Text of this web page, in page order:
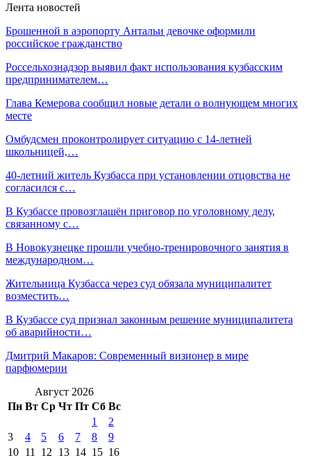
Лента новостей
Брошенной в аэропорту Антальи девочке оформили
российское гражданство
Россельхознадзор выявил факт использования кузбасским
предпринимателем…
Глава Кемерова сообщил новые детали о волнующем многих
месте
Омбудсмен проконтролирует ситуацию с 14-летней
школьницей,…
40-летний житель Кузбасса при установлении отцовства не
согласился с…
В Кузбассе провозглашён приговор по уголовному делу,
связанному с…
В Новокузнецке прошли учебно-тренировочного занятия в
международном…
Жительница Кузбасса через суд обязала муниципалитет
возместить…
В Кузбассе суд признал законным решение муниципалитета
об аварийности…
Дмитрий Макаров: Современный визионер в мире
парфюмерии
Август 2026
Пн Вт Ср Чт Пт Сб Вс
1
2
3
4 5 6 7 8
9
10 11 12 13 14 15 16